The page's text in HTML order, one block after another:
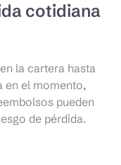
cotidiana
la cartera hasta
en el momento,
pueden
de pérdida.